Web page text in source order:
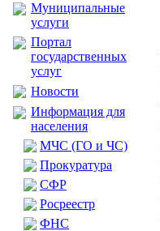
Муниципальные
услуги
Портал
государственных
услуг
Новости
Информация для
населения
МЧС (ГО и ЧС)
Прокуратура
CФР
Росреестр
ФНС